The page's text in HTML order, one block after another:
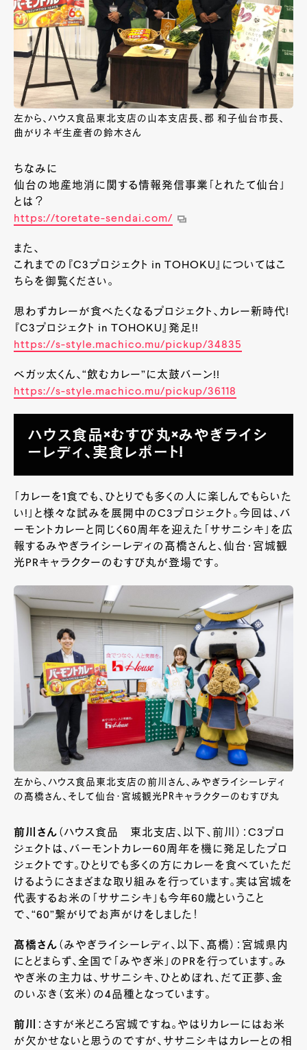
左から、ハウス食品東北支店の山本支店長、郡 和子仙台市長、
曲がりネギ生産者の鈴木さん
ちなみに
仙台の地産地消に関する情報発信事業「とれたて仙台」
とは？
https://toretate-sendai.com/
また、
これまでの『C3プロジェクト in TOHOKU』についてはこ
ちらを御覧ください。
思わずカレーが食べたくなるプロジェクト、カレー新時代!
『C3プロジェクト in TOHOKU』発足!!
https://s-style.machico.mu/pickup/34835
ベガッ太くん、“飲むカレー”に太鼓バーン!!
https://s-style.machico.mu/pickup/36118
ハウス食品×むすび丸×みやぎライシ
ーレディ、実食レポート!
「カレーを1食でも、ひとりでも多くの人に楽しんでもらいた
い!」と様々な試みを展開中のC3プロジェクト。今回は、バ
ーモントカレーと同じく60周年を迎えた「ササニシキ」を広
報するみやぎライシーレディの髙橋さんと、仙台・宮城観
光PRキャラクターのむすび丸が登場です。
左から、ハウス食品東北支店の前川さん、みやぎライシーレディ
の髙橋さん、そして仙台・宮城観光PRキャラクターのむすび丸
前川さん （ハウス食品 東北支店、以下、前川）：C3プロ
ジェクトは、バーモントカレー60周年を機に発足したプロ
ジェクトです。ひとりでも多くの方にカレーを食べていただ
けるようにさまざまな取り組みを行っています。実は宮城を
代表するお米の「ササニシキ」も今年60歳ということ
で、“60”繋がりでお声がけをしました！
髙橋さん （みやぎライシーレディ、以下、髙橋）：宮城県内
にとどまらず、全国で「みやぎ米」のPRを行っています。み
やぎ米の主力は、ササニシキ、ひとめぼれ、だて正夢、金
のいぶき（玄米）の4品種となっています。
前川
：さすが米どころ宮城ですね。やはりカレーにはお米
が欠かせないと思うのですが、ササニシキはカレーとの相